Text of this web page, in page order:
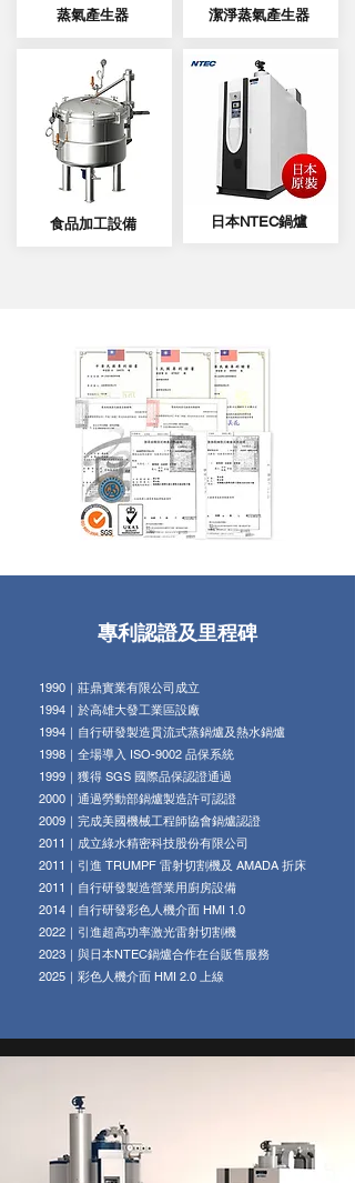
蒸氣產生器
食品加工設備
潔淨蒸氣產生器
日本NTEC鍋爐
專利認證及里程碑
1990｜莊鼎實業有限公司成立
1994｜於高雄大發工業區設廠
1994｜自行研發製造貫流式蒸鍋爐及熱水鍋爐
1998｜全場導入 ISO-9002 品保系統
1999｜獲得 SGS 國際品保認證通過
2000｜通過勞動部鍋爐製造許可認證
2009｜完成美國機械工程師協會鍋爐認證
2011｜成立綠水精密科技股份有限公司
2011｜引進 TRUMPF 雷射切割機及 AMADA 折床
2011｜自行研發製造營業用廚房設備
2014｜自行研發彩色人機介面 HMI 1.0
2022｜引進超高功率激光雷射切割機
2023｜與日本NTEC鍋爐合作在台販售服務
2025｜彩色人機介面 HMI 2.0 上線